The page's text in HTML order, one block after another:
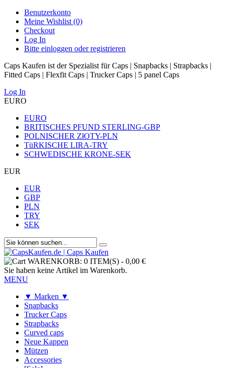
Benutzerkonto
Meine Wishlist (0)
Checkout
Log In
Bitte einloggen oder registrieren
Caps Kaufen ist der Spezialist für Caps | Snapbacks | Strapbacks |
Fitted Caps | Flexfit Caps | Trucker Caps | 5 panel Caps
Log In
EURO
EURO
BRITISCHES PFUND STERLING-GBP
POLNISCHER ZłOTY-PLN
TüRKISCHE LIRA-TRY
SCHWEDISCHE KRONE-SEK
EUR
EUR
GBP
PLN
TRY
SEK
WARENKORB: 0 ITEM(S) - 0,00 €
Sie haben keine Artikel im Warenkorb.
MENU
▼ Marken ▼
Snapbacks
Trucker Caps
Strapbacks
Curved caps
Neue Kappen
Mützen
Accessories